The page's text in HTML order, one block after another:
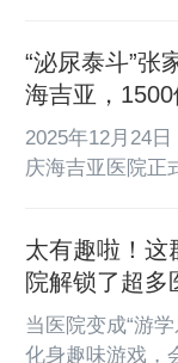
“泌尿泰斗”张
海吉亚，
经验护航患者
2025年12月24
庆海吉亚医院正
鸿飞院长，陈国
助理，人事科、
尿外科主任和相
日准备完毕，
太有趣啦！这
院解锁了超多
当医院变成“游
化身趣味游戏，